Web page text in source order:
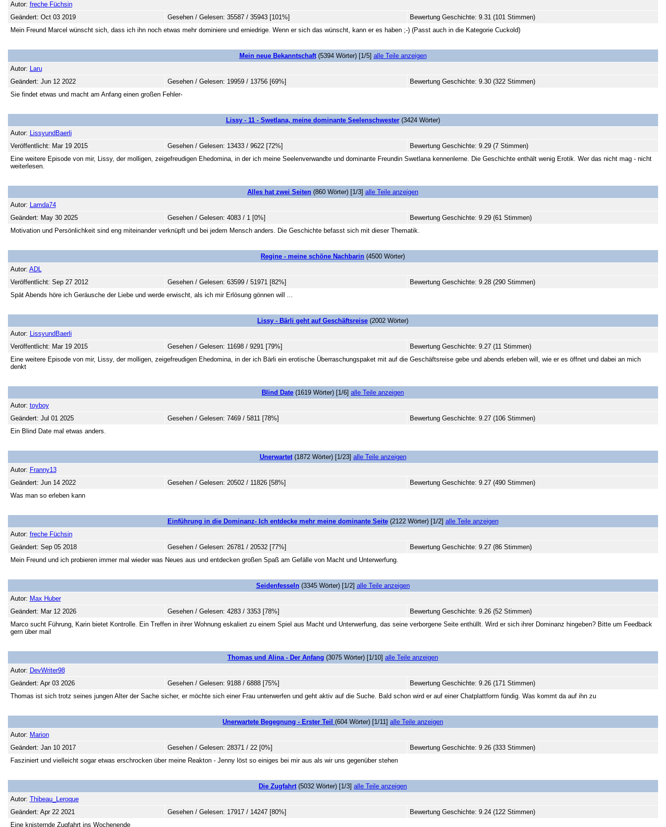
Autor: freche Füchsin
Geändert: Oct 03 2019
Gesehen / Gelesen: 35587 / 35943 [101%]
Bewertung Geschichte: 9.31 (101 Stimmen)
Mein Freund Marcel wünscht sich, dass ich ihn noch etwas mehr dominiere und erniedrige. Wenn er sich das wünscht, kann er es haben ;-) (Passt auch in die Kategorie Cuckold)
Mein neue Bekanntschaft(5394 Wörter) [1/5] alle Teile anzeigen
Autor: Laru
Geändert: Jun 12 2022
Gesehen / Gelesen: 19959 / 13756 [69%]
Bewertung Geschichte: 9.30 (322 Stimmen)
Sie findet etwas und macht am Anfang einen großen Fehler-
Lissy - 11 - Swetlana, meine dominante Seelenschwester(3424 Wörter)
Autor: LissyundBaerli
Veröffentlicht: Mar 19 2015
Gesehen / Gelesen: 13433 / 9622 [72%]
Bewertung Geschichte: 9.29 (7 Stimmen)
Eine weitere Episode von mir, Lissy, der molligen, zeigefreudigen Ehedomina, in der ich meine Seelenverwandte und dominante Freundin Swetlana kennenlerne. Die Geschichte enthält wenig Erotik. Wer das nicht mag - nicht
weiterlesen.
Alles hat zwei Seiten (860 Wörter) [1/3] alle Teile anzeigen
Autor: Lamda74
Geändert: May 30 2025
Gesehen / Gelesen: 4083 / 1 [0%]
Bewertung Geschichte: 9.29 (61 Stimmen)
Motivation und Persönlichkeit sind eng miteinander verknüpft und bei jedem Mensch anders. Die Geschichte befasst sich mit dieser Thematik.
Regine - meine schöne Nachbarin (4500 Wörter)
Autor: ADL
Veröffentlicht: Sep 27 2012
Gesehen / Gelesen: 63599 / 51971 [82%]
Bewertung Geschichte: 9.28 (290 Stimmen)
Spät Abends höre ich Geräusche der Liebe und werde erwischt, als ich mir Erlösung gönnen will ...
Lissy - Bärli geht auf Geschäftsreise (2002 Wörter)
Autor: LissyundBaerli
Veröffentlicht: Mar 19 2015
Gesehen / Gelesen: 11698 / 9291 [79%]
Bewertung Geschichte: 9.27 (11 Stimmen)
Eine weitere Episode von mir, Lissy, der molligen, zeigefreudigen Ehedomina, in der ich Bärli ein erotische Überraschungspaket mit auf die Geschäftsreise gebe und abends erleben will, wie er es öffnet und dabei an mich
denkt
Blind Date (1619 Wörter) [1/6] alle Teile anzeigen
Autor: toyboy
Geändert: Jul 01 2025
Gesehen / Gelesen: 7469 / 5811 [78%]
Bewertung Geschichte: 9.27 (106 Stimmen)
Ein Blind Date mal etwas anders.
Unerwartet(1872 Wörter) [1/23] alle Teile anzeigen
Autor: Franny13
Geändert: Jun 14 2022
Gesehen / Gelesen: 20502 / 11826 [58%]
Bewertung Geschichte: 9.27 (490 Stimmen)
Was man so erleben kann
Einführung in die Dominanz- Ich entdecke mehr meine dominante Seite(2122 Wörter) [1/2] alle Teile anzeigen
Autor: freche Füchsin
Geändert: Sep 05 2018
Gesehen / Gelesen: 26781 / 20532 [77%]
Bewertung Geschichte: 9.27 (86 Stimmen)
Mein Freund und ich probieren immer mal wieder was Neues aus und entdecken großen Spaß am Gefälle von Macht und Unterwerfung.
Seidenfesseln(3345 Wörter) [1/2] alle Teile anzeigen
Autor: Max Huber
Geändert: Mar 12 2026
Gesehen / Gelesen: 4283 / 3353 [78%]
Bewertung Geschichte: 9.26 (52 Stimmen)
Marco sucht Führung, Karin bietet Kontrolle. Ein Treffen in ihrer Wohnung eskaliert zu einem Spiel aus Macht und Unterwerfung, das seine verborgene Seite enthüllt. Wird er sich ihrer Dominanz hingeben? Bitte um Feedback
gern über mail
Thomas und Alina - Der Anfang (3075 Wörter) [1/10] alle Teile anzeigen
Autor: DevWriter98
Geändert: Apr 03 2026
Gesehen / Gelesen: 9188 / 6888 [75%]
Bewertung Geschichte: 9.26 (171 Stimmen)
Thomas ist sich trotz seines jungen Alter der Sache sicher, er möchte sich einer Frau unterwerfen und geht aktiv auf die Suche. Bald schon wird er auf einer Chatplattform fündig. Was kommt da auf ihn zu
Unerwartete Begegnung - Erster Teil (604 Wörter) [1/11] alle Teile anzeigen
Autor: Marion
Geändert: Jan 10 2017
Gesehen / Gelesen: 28371 / 22 [0%]
Bewertung Geschichte: 9.26 (333 Stimmen)
Fasziniert und vielleicht sogar etwas erschrocken über meine Reakton - Jenny löst so einiges bei mir aus als wir uns gegenüber stehen
Die Zugfahrt(5032 Wörter) [1/3] alle Teile anzeigen
Autor: Thibeau_Leroque
Geändert: Apr 22 2021
Gesehen / Gelesen: 17917 / 14247 [80%]
Bewertung Geschichte: 9.24 (122 Stimmen)
Eine knisternde Zugfahrt ins Wochenende